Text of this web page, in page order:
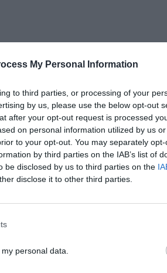
My Personal Information
to third parties, or processing of your
by us, please use the below opt-out
after your opt-out request is processed
on personal information utilized by us
to your opt-out. You may separately
by third parties on the IAB’s list of
be disclosed by us to third parties on the
disclose it to other third parties.
personal data.